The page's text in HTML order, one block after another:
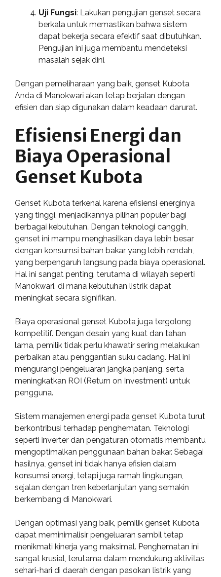
Uji Fungsi: Lakukan pengujian genset secara
berkala untuk memastikan bahwa sistem
dapat bekerja secara efektif saat dibutuhkan.
Pengujian ini juga membantu mendeteksi
masalah sejak dini.
Dengan pemeliharaan yang baik, genset Kubota
Anda di Manokwari akan tetap berjalan dengan
efisien dan siap digunakan dalam keadaan darurat.
Efisiensi Energi dan
Biaya Operasional
Genset Kubota
Genset Kubota terkenal karena efisiensi energinya
yang tinggi, menjadikannya pilihan populer bagi
berbagai kebutuhan. Dengan teknologi canggih,
genset ini mampu menghasilkan daya lebih besar
dengan konsumsi bahan bakar yang lebih rendah,
yang berpengaruh langsung pada biaya operasional.
Hal ini sangat penting, terutama di wilayah seperti
Manokwari, di mana kebutuhan listrik dapat
meningkat secara signifikan.
Biaya operasional genset Kubota juga tergolong
kompetitif. Dengan desain yang kuat dan tahan
lama, pemilik tidak perlu khawatir sering melakukan
perbaikan atau penggantian suku cadang. Hal ini
mengurangi pengeluaran jangka panjang, serta
meningkatkan ROI (Return on Investment) untuk
pengguna.
Sistem manajemen energi pada genset Kubota turut
berkontribusi terhadap penghematan. Teknologi
seperti inverter dan pengaturan otomatis membantu
mengoptimalkan penggunaan bahan bakar. Sebagai
hasilnya, genset ini tidak hanya efisien dalam
konsumsi energi, tetapi juga ramah lingkungan,
sejalan dengan tren keberlanjutan yang semakin
berkembang di Manokwari.
Dengan optimasi yang baik, pemilik genset Kubota
dapat meminimalisir pengeluaran sambil tetap
menikmati kinerja yang maksimal. Penghematan ini
sangat krusial, terutama dalam mendukung aktivitas
sehari-hari di daerah dengan pasokan listrik yang